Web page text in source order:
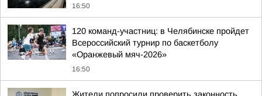
16:50
120 команд-участниц: в Челябинске пройдет
Всероссийский турнир по баскетболу
«Оранжевый мяч-2026»
16:50